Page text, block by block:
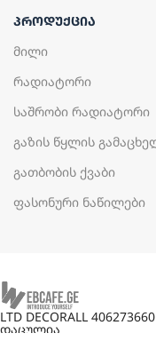
ᲞᲠᲝᲓᲣᲥᲪᲘᲐ
მილი
რადიატორი
საშრობი რადიატორი
გაზის წყლის
გათბობის ქვაბი
ფასონური ნაწილები
LTD DECORALL
დაცულია